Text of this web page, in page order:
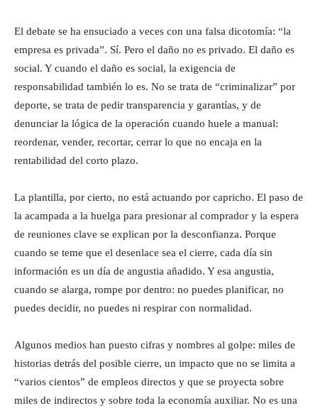
El debate se ha ensuciado a veces con una falsa dicotomía: “la
empresa es privada”. Sí. Pero el daño no es privado. El daño es
social. Y cuando el daño es social, la exigencia de
responsabilidad también lo es. No se trata de “criminalizar” por
deporte, se trata de pedir transparencia y garantías, y de
denunciar la lógica de la operación cuando huele a manual:
reordenar, vender, recortar, cerrar lo que no encaja en la
rentabilidad del corto plazo.
La plantilla, por cierto, no está actuando por capricho. El paso de
la acampada a la huelga para presionar al comprador y la espera
de reuniones clave se explican por la desconfianza. Porque
cuando se teme que el desenlace sea el cierre, cada día sin
información es un día de angustia añadido. Y esa angustia,
cuando se alarga, rompe por dentro: no puedes planificar, no
puedes decidir, no puedes ni respirar con normalidad.
Algunos medios han puesto cifras y nombres al golpe: miles de
historias detrás del posible cierre, un impacto que no se limita a
“varios cientos” de empleos directos y que se proyecta sobre
miles de indirectos y sobre toda la economía auxiliar. No es una